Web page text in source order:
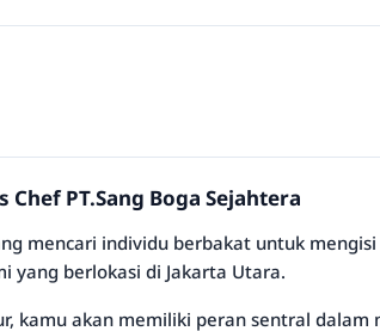
PT.Sang Boga Sejahtera
mencari individu berbakat untuk
yang berlokasi di Jakarta Utara.
kamu akan memiliki peran sentral dalam